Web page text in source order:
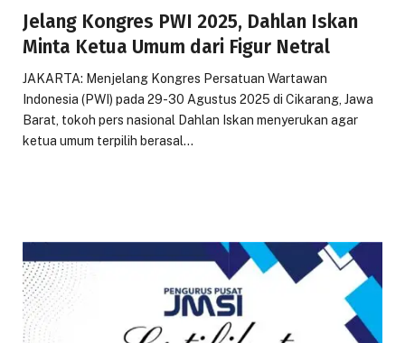
Jelang Kongres PWI 2025, Dahlan Iskan
Minta Ketua Umum dari Figur Netral
JAKARTA: Menjelang Kongres Persatuan Wartawan
Indonesia (PWI) pada 29-30 Agustus 2025 di Cikarang, Jawa
Barat, tokoh pers nasional Dahlan Iskan menyerukan agar
ketua umum terpilih berasal…